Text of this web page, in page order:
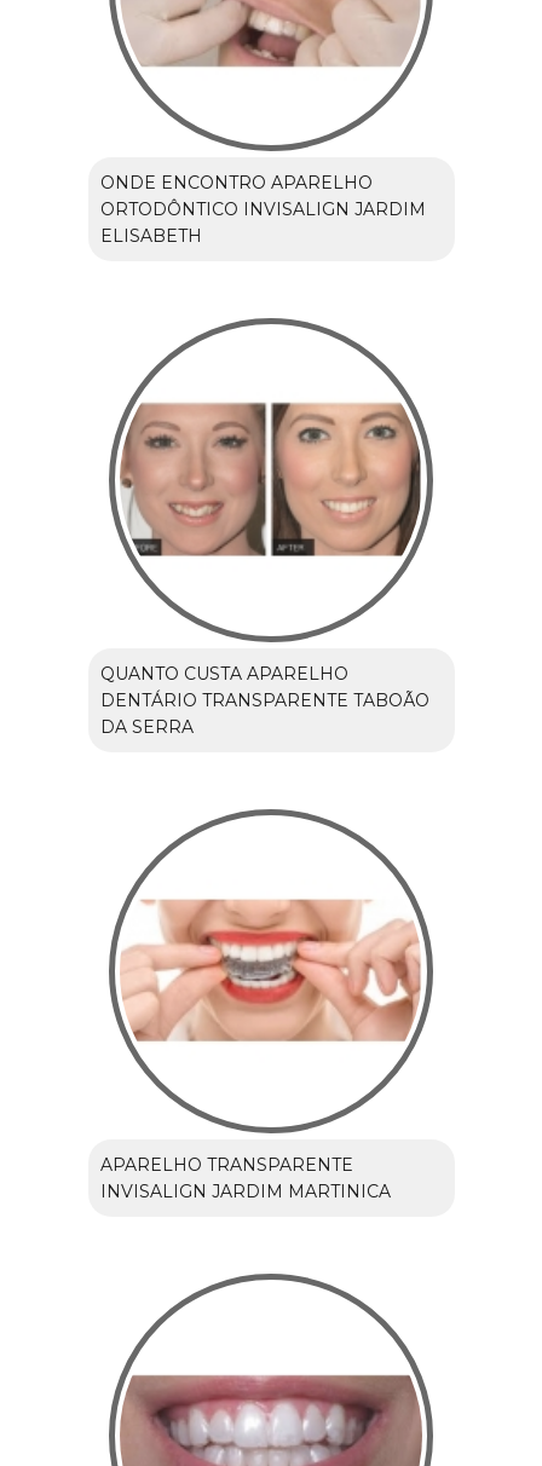
ONDE ENCONTRO APARELHO
ORTODÔNTICO INVISALIGN JARDIM
ELISABETH
QUANTO CUSTA APARELHO
DENTÁRIO TRANSPARENTE TABOÃO
DA SERRA
APARELHO TRANSPARENTE
INVISALIGN JARDIM MARTINICA